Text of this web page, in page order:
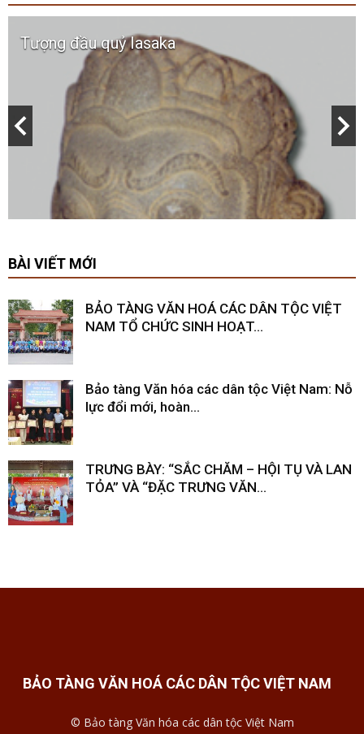
Tượng đầu quỷ Iasaka
BÀI VIẾT MỚI
BẢO TÀNG VĂN HOÁ CÁC DÂN TỘC VIỆT
NAM TỔ CHỨC SINH HOẠT...
Bảo tàng Văn hóa các dân tộc Việt Nam: Nỗ
lực đổi mới, hoàn...
TRƯNG BÀY: “SẮC CHĂM – HỘI TỤ VÀ LAN
TỎA” VÀ “ĐẶC TRƯNG VĂN...
BẢO TÀNG VĂN HOÁ CÁC DÂN TỘC VIỆT NAM
© Bảo tàng Văn hóa các dân tộc Việt Nam